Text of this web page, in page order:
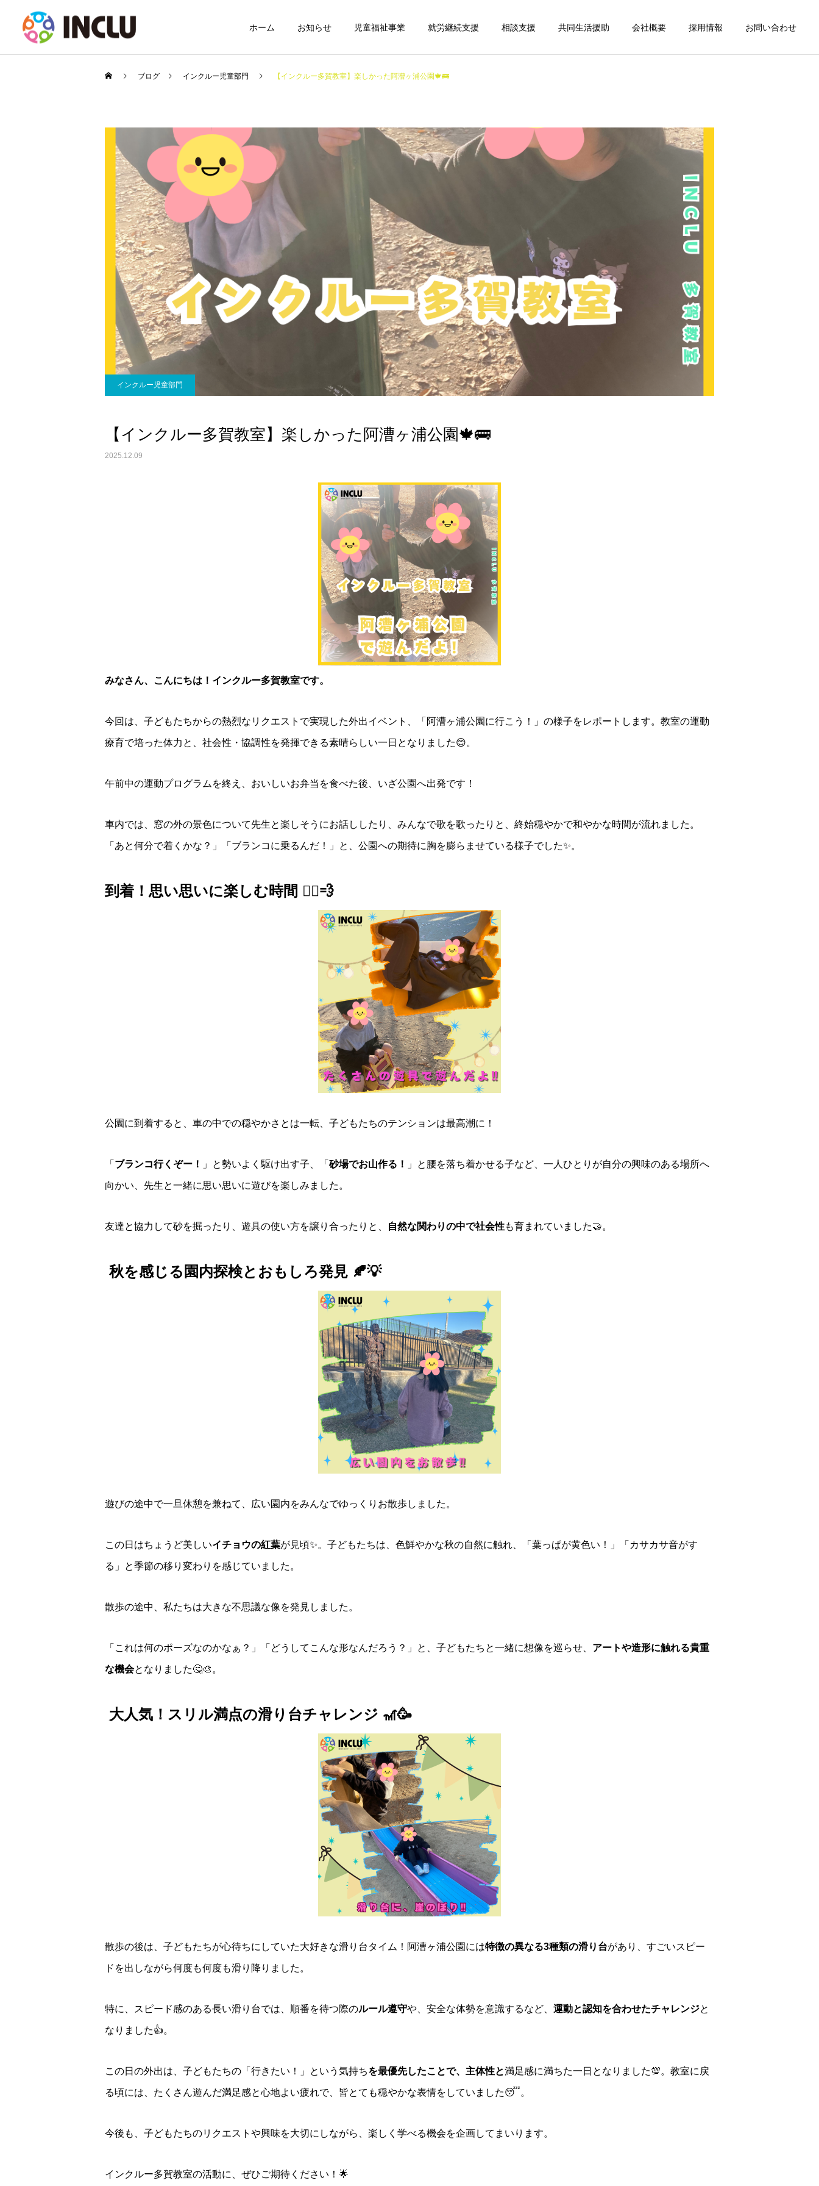
ホーム お知らせ 児童福祉事業 就労継続支援 相談支援 共同生活援助 会社概要 採用情報 お問い合わせ
ブログ インクルー児童部門 【インクルー多賀教室】楽しかった阿漕ヶ浦公園🍁🚌
インクルー児童部門
【インクルー多賀教室】楽しかった阿漕ヶ浦公園🍁🚌
2025.12.09
みなさん、こんにちは！インクルー多賀教室です。
今回は、子どもたちからの熱烈なリクエストで実現した外出イベント、「阿漕ヶ浦公園に行こう！」の様子をレポートします。教室の運動
療育で培った体力と、社会性・協調性を発揮できる素晴らしい一日となりました😊。
午前中の運動プログラムを終え、おいしいお弁当を食べた後、いざ公園へ出発です！
車内では、窓の外の景色について先生と楽しそうにお話ししたり、みんなで歌を歌ったりと、終始穏やかで和やかな時間が流れました。
「あと何分で着くかな？」「ブランコに乗るんだ！」と、公園への期待に胸を膨らませている様子でした✨。
到着！思い思いに楽しむ時間 🏃‍♀️💨
公園に到着すると、車の中での穏やかさとは一転、子どもたちのテンションは最高潮に！
「 ブランコ行くぞー！ 」と勢いよく駆け出す子、「 砂場でお山作る！ 」と腰を落ち着かせる子など、一人ひとりが自分の興味のある場所へ
向かい、先生と一緒に思い思いに遊びを楽しみました。
友達と協力して砂を掘ったり、遊具の使い方を譲り合ったりと、 自然な関わりの中で社会性も育まれていました🤝。
秋を感じる園内探検とおもしろ発見 🍂💡
遊びの途中で一旦休憩を兼ねて、広い園内をみんなでゆっくりお散歩しました。
この日はちょうど美しいイチョウの紅葉が見頃✨。子どもたちは、色鮮やかな秋の自然に触れ、「葉っぱが黄色い！」「カサカサ音がす
る」と季節の移り変わりを感じていました。
散歩の途中、私たちは大きな不思議な像を発見しました。
「これは何のポーズなのかなぁ？」「どうしてこんな形なんだろう？」と、子どもたちと一緒に想像を巡らせ、 アートや造形に触れる貴重
な機会となりました🤔🎨。
大人気！スリル満点の滑り台チャレンジ 🎢🥳
散歩の後は、子どもたちが心待ちにしていた大好きな滑り台タイム！阿漕ヶ浦公園には特徴の異なる3種類の滑り台があり、すごいスピー
ドを出しながら何度も何度も滑り降りました。
特に、スピード感のある長い滑り台では、順番を待つ際のルール遵守や、安全な体勢を意識するなど、 運動と認知を合わせたチャレンジと
なりました👍。
この日の外出は、子どもたちの「行きたい！」という気持ちを最優先したことで、主体性と満足感に満ちた一日となりました💯。教室に戻
る頃には、たくさん遊んだ満足感と心地よい疲れで、皆とても穏やかな表情をしていました😴。
今後も、子どもたちのリクエストや興味を大切にしながら、楽しく学べる機会を企画してまいります。
インクルー多賀教室の活動に、ぜひご期待ください！🌟